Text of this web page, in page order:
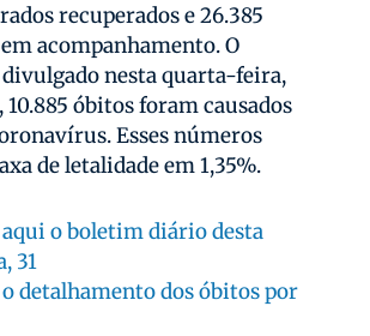
recuperados e 26.385
acompanhamento. O
nesta quarta-feira,
10.885 óbitos foram causados
Esses números
de letalidade em 1,35%.
aqui o boletim diário desta
31
o detalhamento dos óbitos por